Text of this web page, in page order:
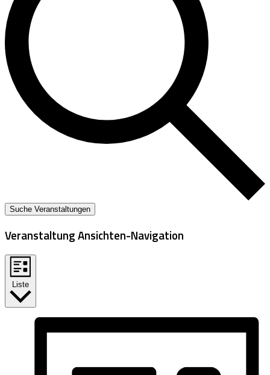
Suche Veranstaltungen
Veranstaltung Ansichten-Navigation
Liste